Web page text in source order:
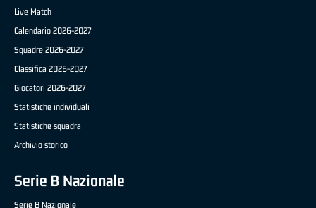
Live Match
Calendario 2026-2027
Squadre 2026-2027
Classifica 2026-2027
Giocatori 2026-2027
Statistiche individuali
Statistiche squadra
Archivio storico
Serie B Nazionale
Serie B Nazionale